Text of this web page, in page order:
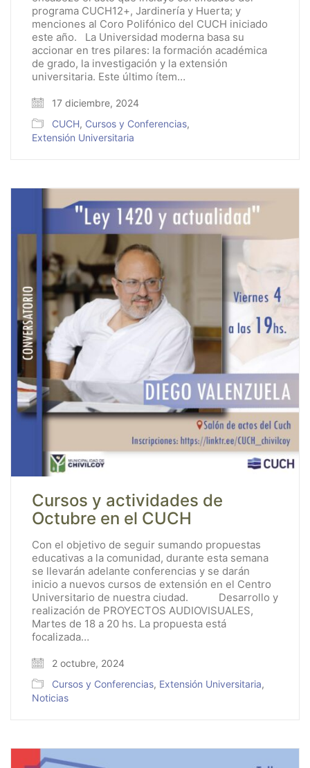
programa CUCH12+, Jardinería y Huerta; y
menciones al Coro Polifónico del CUCH iniciado
este año. La Universidad moderna basa su
accionar en tres pilares: la formación académica
de grado, la investigación y la extensión
universitaria. Este último ítem…
17 diciembre, 2024
CUCH, Cursos y Conferencias,
Extensión Universitaria
Cursos y actividades de
Octubre en el CUCH
Con el objetivo de seguir sumando propuestas
educativas a la comunidad, durante esta semana
se llevarán adelante conferencias y se darán
inicio a nuevos cursos de extensión en el Centro
Universitario de nuestra ciudad. Desarrollo y
realización de PROYECTOS AUDIOVISUALES,
Martes de 18 a 20 hs. La propuesta está
focalizada…
2 octubre, 2024
Cursos y Conferencias, Extensión Universitaria,
Noticias